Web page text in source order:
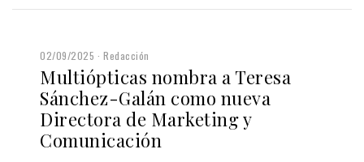
02/09/2025 Redacción
Multiópticas nombra a Teresa
Sánchez-Galán como nueva
Directora de Marketing y
Comunicación